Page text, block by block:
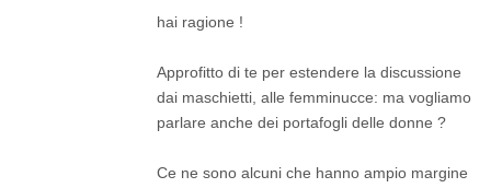
hai ragione !
Approfitto di te per estendere la discussione
dai maschietti, alle femminucce: ma vogliamo
parlare anche dei portafogli delle donne ?
Ce ne sono alcuni che hanno ampio margine